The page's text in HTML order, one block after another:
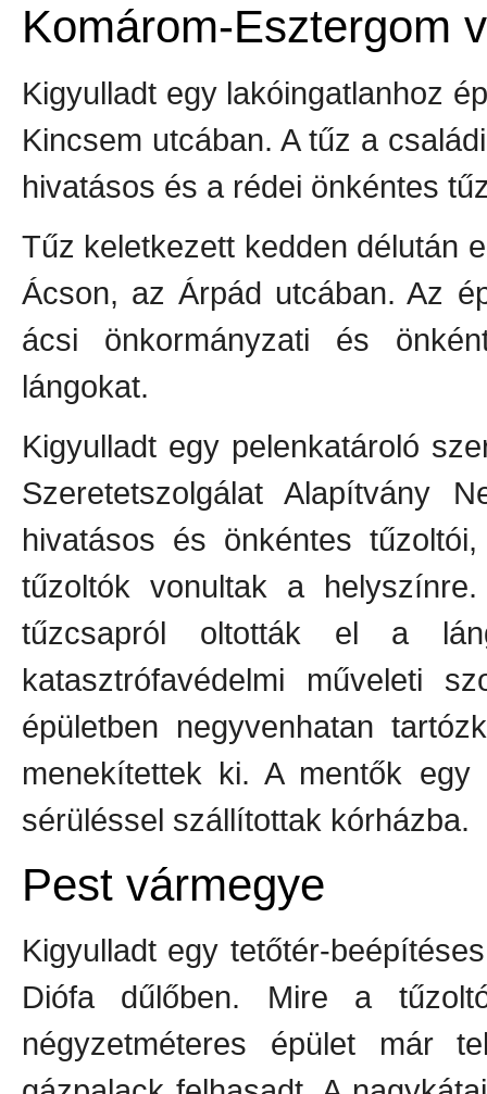
Komárom-Esztergom
Kigyulladt egy lakóingatlanhoz
Kincsem utcában. A tűz a
hivatásos és a rédei önkéntes
Tűz keletkezett kedden délután
Ácson, az Árpád utcában. Az
ácsi önkormányzati és
lángokat.
Kigyulladt egy pelenkatároló
Szeretetszolgálat Alapítvány
hivatásos és önkéntes
tűzoltók vonultak a
tűzcsapról oltották el a
katasztrófavédelmi műveleti
épületben negyvenhatan
menekítettek ki. A mentők egy
sérüléssel szállítottak kórházba.
Pest vármegye
Kigyulladt egy tetőtér-
Diófa dűlőben. Mire a
négyzetméteres épület már